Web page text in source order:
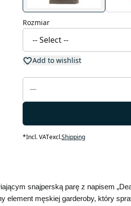
Rozmiar
Add to wishlist
*Incl. VATexcl.Shipping
snajperską parę z napisem
element męskiej garderoby, który